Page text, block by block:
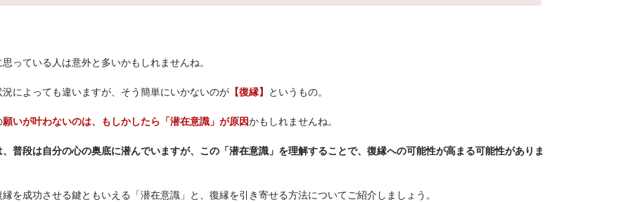
っている人は意外と多いかもしれませんね。
によっても違いますが、そう簡単にいかないのが【復縁】 というもの。
願いが叶わないのは、もしかしたら「潜在意識」が原因かもしれませんね。
普段は自分の心の奥底に潜んでいますが、この「潜在意識」を理解することで、復縁への可能性が高まる可能性がありま
を成功させる鍵ともいえる「潜在意識」と、復縁を引き寄せる方法についてご紹介しましょう。